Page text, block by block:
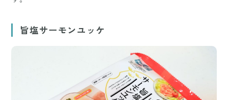
旨塩サーモンユッケ